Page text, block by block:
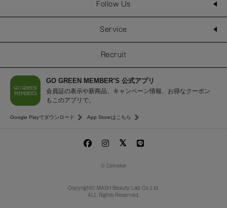
Follow Us
Service
Recruit
GO GREEN MEMBER’S 公式アプリ
会員証の表示や新商品、キャンペーン情報、お得なクーポン
もこのアプリで。
Google Playでダウンロード App Storeはこちら
© Celvoke
Copyright© MASH Beauty Lab Co.,Ltd.
ALL Rights Reserved.